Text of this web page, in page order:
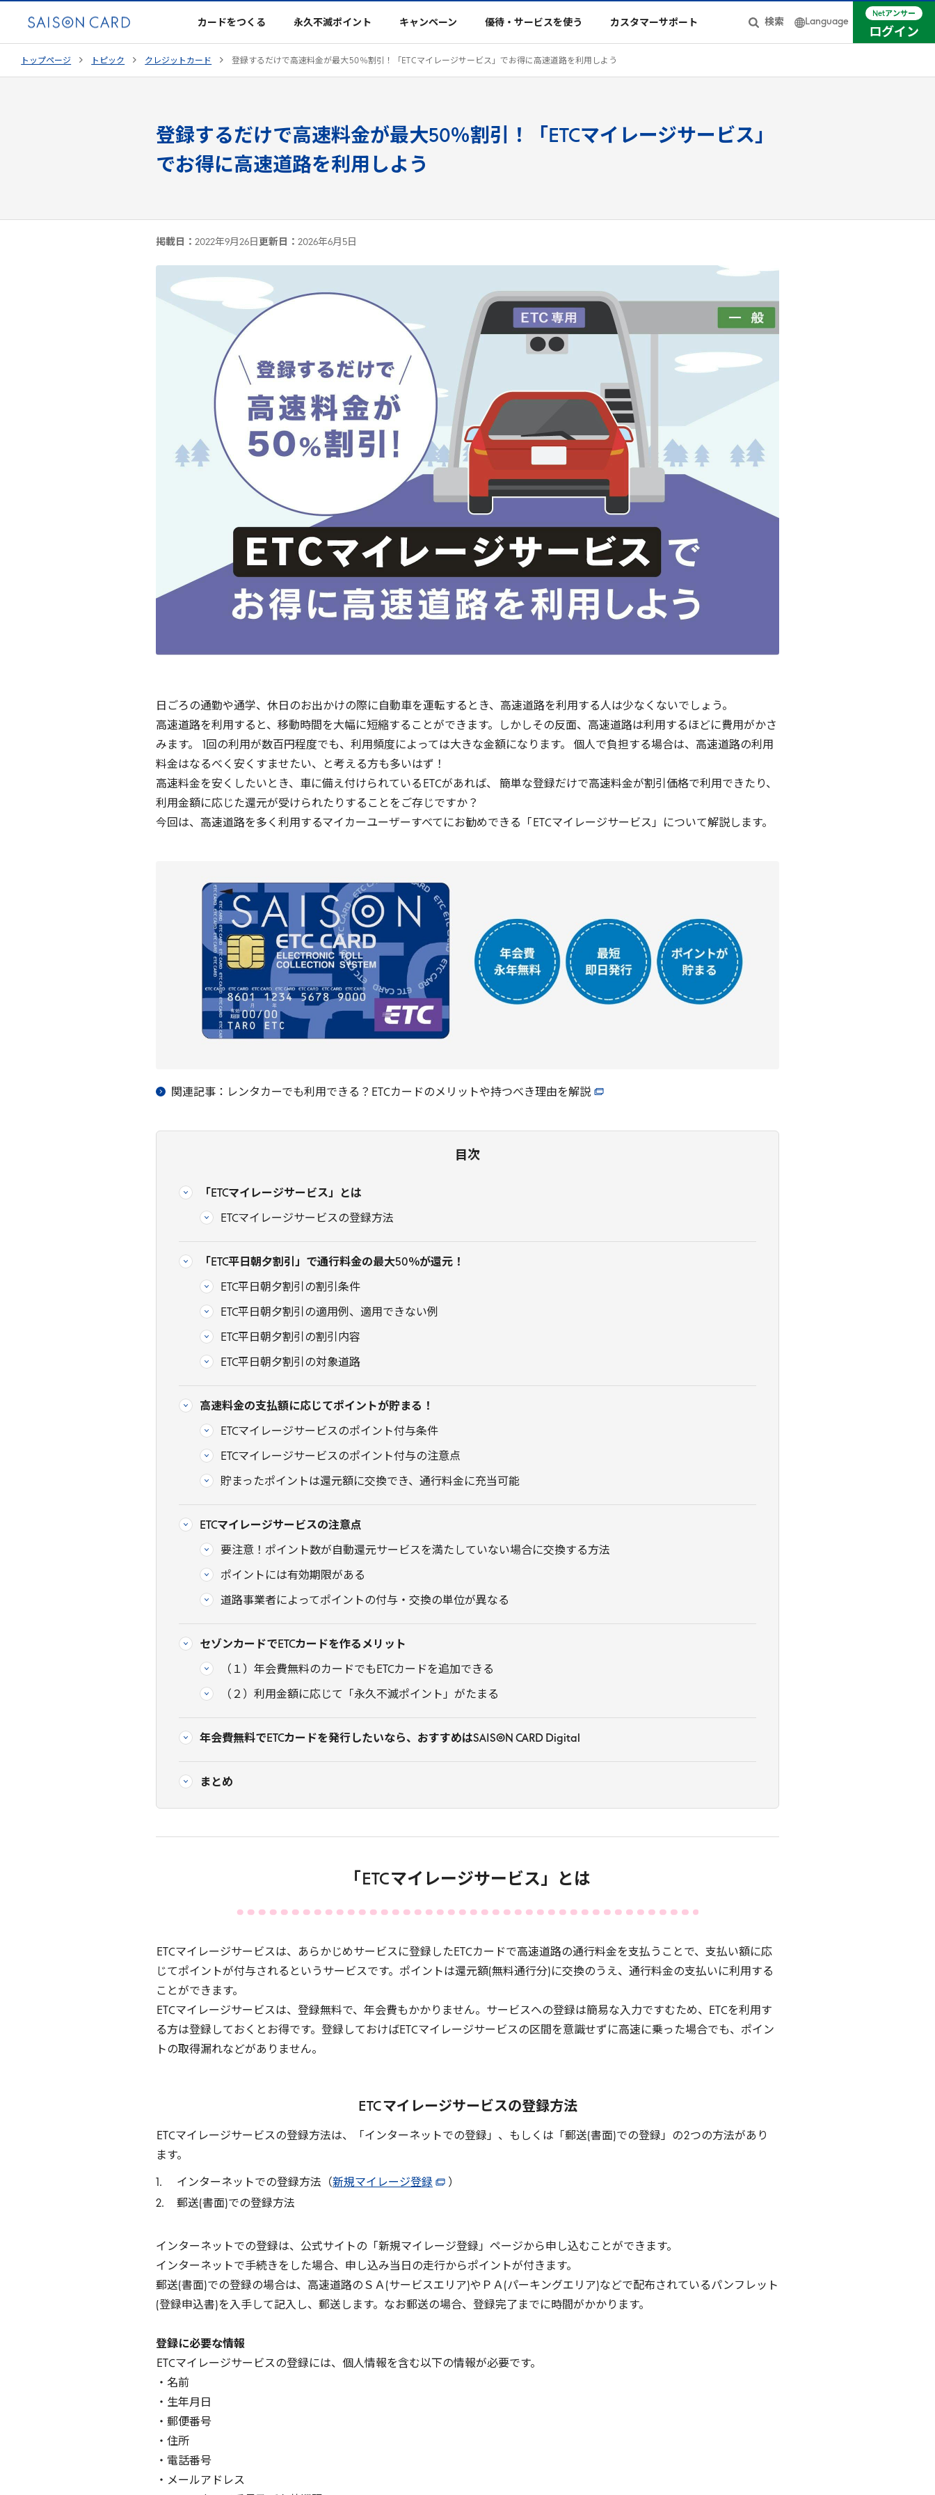
カードをつくる 永久不滅ポイント キャンペーン 優待・サービスを使う カスタマーサポート 検索 Language
Netアンサー
ログイン
トップページ トピック クレジットカード 登録するだけで高速料金が最大50％割引！「 ETCマイレージサービス」でお得に高速道路を利用しよう
登録するだけで高速料金が最大50％割引！「ETCマイレージサービス」
でお得に高速道路を利用しよう
掲載日： 2022年9月26日 更新日： 2026年6月5日
日ごろの通勤や通学、休日のお出かけの際に自動車を運転するとき、高速道路を利用する人は少なくないでしょう。
高速道路を利用すると、移動時間を大幅に短縮することができます。しかしその反面、高速道路は利用するほどに費用がかさ
みます。
回の利用が数百円程度でも、利用頻度によっては大きな金額になります。 個人で負担する場合は、高速道路の利用
料金はなるべく安くすませたい、と考える方も多いはず！
高速料金を安くしたいとき、車に備え付けられている ETCがあれば、 簡単な登録だけで高速料金が割引価格で利用できたり、
利用金額に応じた還元が受けられたりすることをご存じですか？
今回は、高速道路を多く利用するマイカーユーザーすべてにお勧めできる「 ETCマイレージサービス」について解説します。
関連記事：レンタカーでも利用できる？ ETCカードのメリットや持つべき理由を解説
目次
「ETCマイレージサービス」とは
ETCマイレージサービスの登録方法
「ETC平日朝夕割引」で通行料金の最大50％が還元！
ETC平日朝夕割引の割引条件
ETC平日朝夕割引の適用例、適用できない例
ETC平日朝夕割引の割引内容
ETC平日朝夕割引の対象道路
高速料金の支払額に応じてポイントが貯まる！
ETCマイレージサービスのポイント付与条件
ETCマイレージサービスのポイント付与の注意点
貯まったポイントは還元額に交換でき、通行料金に充当可能
ETCマイレージサービスの注意点
要注意！ポイント数が自動還元サービスを満たしていない場合に交換する方法
ポイントには有効期限がある
道路事業者によってポイントの付与・交換の単位が異なる
セゾンカードでETCカードを作るメリット
（１）年会費無料のカードでもETCカードを追加できる
（２）利用金額に応じて「永久不滅ポイント」がたまる
年会費無料でETCカードを発行したいなら、おすすめはSAISON CARD Digital
まとめ
「 ETCマイレージサービス」とは
ETCマイレージサービスは、あらかじめサービスに登録したETCカードで高速道路の通行料金を支払うことで、支払い額に応
じてポイントが付与されるというサービスです。ポイントは還元額(無料通行分)に交換のうえ、通行料金の支払いに利用する
ことができます。
ETCマイレージサービスは、登録無料で、年会費もかかりません。サービスへの登録は簡易な入力ですむため、 ETCを利用す
る方は登録しておくとお得です。登録しておけばETCマイレージサービスの区間を意識せずに高速に乗った場合でも、ポイン
トの取得漏れなどがありません。
ETCマイレージサービスの登録方法
ETCマイレージサービスの登録方法は、「インターネットでの登録」、もしくは「郵送(書面)での登録」の2つの方法があり
ます。
インターネットでの登録方法（新規マイレージ登録
）
郵送(書面)での登録方法
インターネットでの登録は、公式サイトの「新規マイレージ登録」ページから申し込むことができます。
インターネットで手続きをした場合、申し込み当日の走行からポイントが付きます。
郵送(書面)での登録の場合は、高速道路のＳＡ(サービスエリア)やＰＡ(パーキングエリア)などで配布されているパンフレット
(登録申込書)を入手して記入し、郵送します。なお郵送の場合、登録完了までに時間がかかります。
登録に必要な情報
ETCマイレージサービスの登録には、個人情報を含む以下の情報が必要です。
・名前
・生年月日
・郵便番号
・住所
・電話番号
・メールアドレス